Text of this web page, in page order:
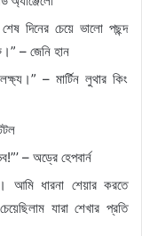
দিনের চেয়ে ভালো পছন্দ
– জেনি হান
– মার্টিন লুথার কিং
– অড্রে হেপবার্ন
আমি ধারনা শেয়ার করতে
যারা শেখার প্রতি